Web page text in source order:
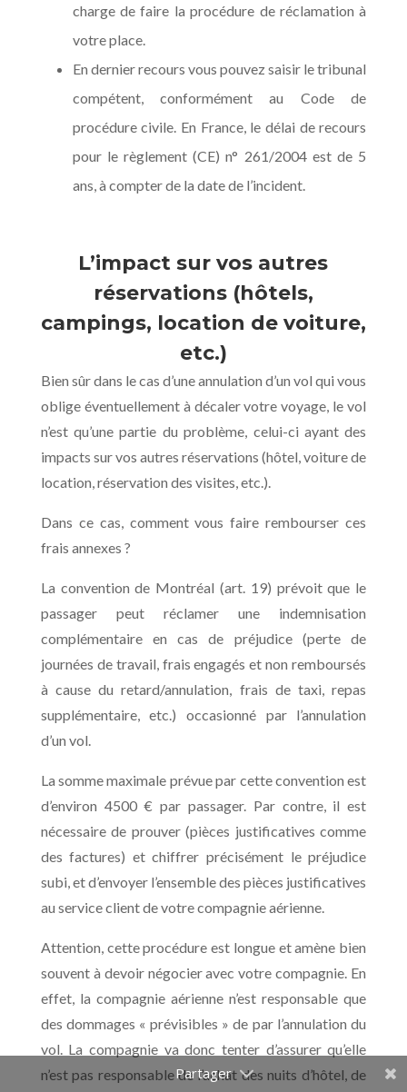
charge de faire la procédure de réclamation à
votre place.
En dernier recours vous pouvez saisir le tribunal
compétent, conformément au Code de
procédure civile. En France, le délai de recours
pour le règlement (CE) n° 261/2004 est de 5
ans, à compter de la date de l’incident.
L’impact sur vos autres
réservations (hôtels,
campings, location de voiture,
etc.)
Bien sûr dans le cas d’une annulation d’un vol qui vous
oblige éventuellement à décaler votre voyage, le vol
n’est qu’une partie du problème, celui-ci ayant des
impacts sur vos autres réservations (hôtel, voiture de
location, réservation des visites, etc.).
Dans ce cas, comment vous faire rembourser ces
frais annexes ?
La convention de Montréal (art. 19) prévoit que le
passager peut réclamer une indemnisation
complémentaire en cas de préjudice (perte de
journées de travail, frais engagés et non remboursés
à cause du retard/annulation, frais de taxi, repas
supplémentaire, etc.) occasionné par l’annulation
d’un vol.
La somme maximale prévue par cette convention est
d’environ 4500 € par passager. Par contre, il est
nécessaire de prouver (pièces justificatives comme
des factures) et chiffrer précisément le préjudice
subi, et d’envoyer l’ensemble des pièces justificatives
au service client de votre compagnie aérienne.
Attention, cette procédure est longue et amène bien
souvent à devoir négocier avec votre compagnie. En
effet, la compagnie aérienne n’est responsable que
des dommages « prévisibles » de par l’annulation du
vol. La compagnie va donc tenter d’assurer qu’elle
n’est pas responsable de l’achat des nuits d’hôtel, de